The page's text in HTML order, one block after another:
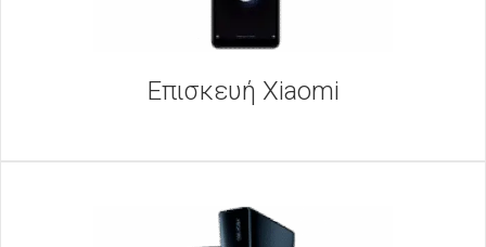
Επισκευή Xiaomi